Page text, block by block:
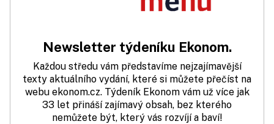
Newsletter týdeníku Ekonom.
Každou středu vám představíme nejzajímavější
texty aktuálního vydání, které si můžete přečíst na
webu ekonom.cz. Týdeník Ekonom vám už více jak
33 let přináší zajímavý obsah, bez kterého
nemůžete být, který vás rozvíjí a baví!